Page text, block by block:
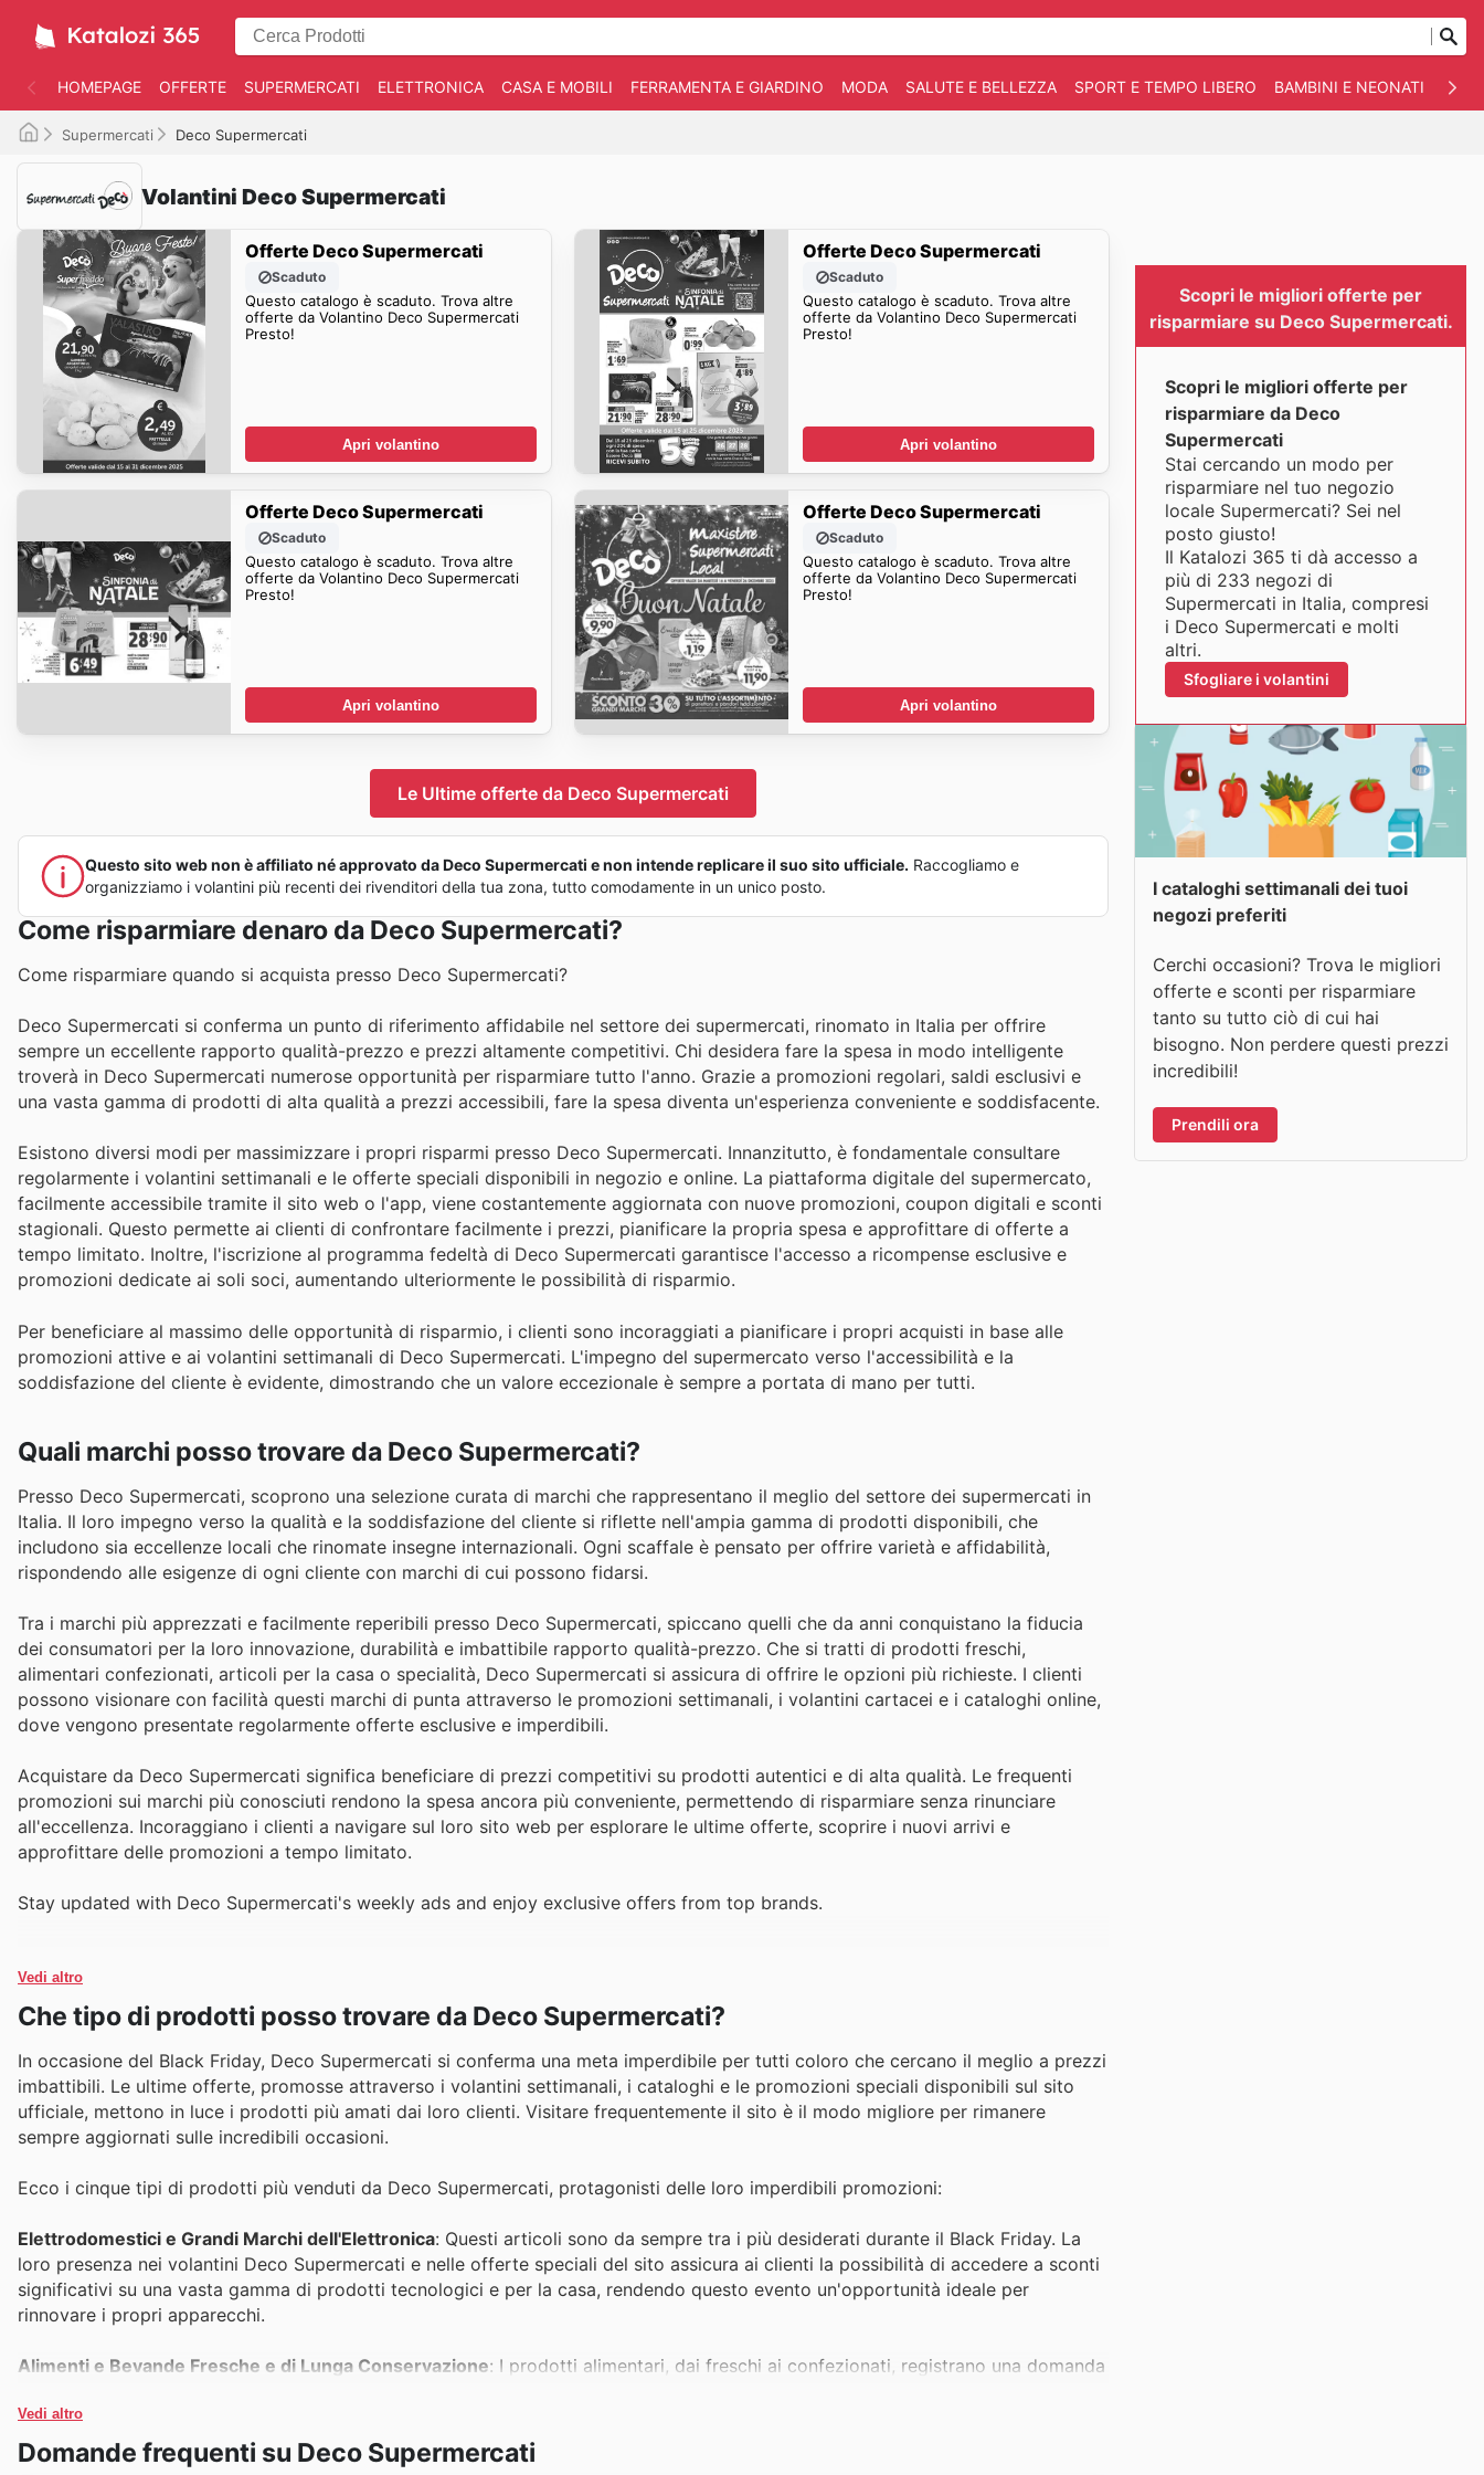
HOMEPAGE OFFERTE SUPERMERCATI ELETTRONICA CASA E MOBILI FERRAMENTA E GIARDINO MODA SALUTE E BELLEZZA SPORT E TEMPO LIBERO BAMBINI E NEONATI
Supermercati Deco Supermercati
Volantini Deco Supermercati
Offerte Deco Supermercati
Scaduto
Questo catalogo è scaduto. Trova altre
offerte da Volantino Deco Supermercati
Presto!
Apri volantino
Offerte Deco Supermercati
Scaduto
Questo catalogo è scaduto. Trova altre
offerte da Volantino Deco Supermercati
Presto!
Apri volantino
Offerte Deco Supermercati
Scaduto
Questo catalogo è scaduto. Trova altre
offerte da Volantino Deco Supermercati
Presto!
Apri volantino
Offerte Deco Supermercati
Scaduto
Questo catalogo è scaduto. Trova altre
offerte da Volantino Deco Supermercati
Presto!
Apri volantino
Le Ultime offerte da Deco Supermercati
Questo sito web non è affiliato né approvato da Deco Supermercati e non intende replicare il suo sito ufficiale. Raccogliamo e
organizziamo i volantini più recenti dei rivenditori della tua zona, tutto comodamente in un unico posto.
Come risparmiare denaro da Deco Supermercati?
Come risparmiare quando si acquista presso Deco Supermercati?
Deco Supermercati si conferma un punto di riferimento affidabile nel settore dei supermercati, rinomato in Italia per offrire
sempre un eccellente rapporto qualità-prezzo e prezzi altamente competitivi. Chi desidera fare la spesa in modo intelligente
troverà in Deco Supermercati numerose opportunità per risparmiare tutto l'anno. Grazie a promozioni regolari, saldi esclusivi e
una vasta gamma di prodotti di alta qualità a prezzi accessibili, fare la spesa diventa un'esperienza conveniente e soddisfacente.
Esistono diversi modi per massimizzare i propri risparmi presso Deco Supermercati. Innanzitutto, è fondamentale consultare
regolarmente i volantini settimanali e le offerte speciali disponibili in negozio e online. La piattaforma digitale del supermercato,
facilmente accessibile tramite il sito web o l'app, viene costantemente aggiornata con nuove promozioni, coupon digitali e sconti
stagionali. Questo permette ai clienti di confrontare facilmente i prezzi, pianificare la propria spesa e approfittare di offerte a
tempo limitato. Inoltre, l'iscrizione al programma fedeltà di Deco Supermercati garantisce l'accesso a ricompense esclusive e
promozioni dedicate ai soli soci, aumentando ulteriormente le possibilità di risparmio.
Per beneficiare al massimo delle opportunità di risparmio, i clienti sono incoraggiati a pianificare i propri acquisti in base alle
promozioni attive e ai volantini settimanali di Deco Supermercati. L'impegno del supermercato verso l'accessibilità e la
soddisfazione del cliente è evidente, dimostrando che un valore eccezionale è sempre a portata di mano per tutti.
Quali marchi posso trovare da Deco Supermercati?
Presso Deco Supermercati, scoprono una selezione curata di marchi che rappresentano il meglio del settore dei supermercati in
Italia. Il loro impegno verso la qualità e la soddisfazione del cliente si riflette nell'ampia gamma di prodotti disponibili, che
includono sia eccellenze locali che rinomate insegne internazionali. Ogni scaffale è pensato per offrire varietà e affidabilità,
rispondendo alle esigenze di ogni cliente con marchi di cui possono fidarsi.
Tra i marchi più apprezzati e facilmente reperibili presso Deco Supermercati, spiccano quelli che da anni conquistano la fiducia
dei consumatori per la loro innovazione, durabilità e imbattibile rapporto qualità-prezzo. Che si tratti di prodotti freschi,
alimentari confezionati, articoli per la casa o specialità, Deco Supermercati si assicura di offrire le opzioni più richieste. I clienti
possono visionare con facilità questi marchi di punta attraverso le promozioni settimanali, i volantini cartacei e i cataloghi online,
dove vengono presentate regolarmente offerte esclusive e imperdibili.
Acquistare da Deco Supermercati significa beneficiare di prezzi competitivi su prodotti autentici e di alta qualità. Le frequenti
promozioni sui marchi più conosciuti rendono la spesa ancora più conveniente, permettendo di risparmiare senza rinunciare
all'eccellenza. Incoraggiano i clienti a navigare sul loro sito web per esplorare le ultime offerte, scoprire i nuovi arrivi e
approfittare delle promozioni a tempo limitato.
Stay updated with Deco Supermercati's weekly ads and enjoy exclusive offers from top brands.
Vedi altro
Che tipo di prodotti posso trovare da Deco Supermercati?
In occasione del Black Friday, Deco Supermercati si conferma una meta imperdibile per tutti coloro che cercano il meglio a prezzi
imbattibili. Le ultime offerte, promosse attraverso i volantini settimanali, i cataloghi e le promozioni speciali disponibili sul sito
ufficiale, mettono in luce i prodotti più amati dai loro clienti. Visitare frequentemente il sito è il modo migliore per rimanere
sempre aggiornati sulle incredibili occasioni.
Ecco i cinque tipi di prodotti più venduti da Deco Supermercati, protagonisti delle loro imperdibili promozioni:
Elettrodomestici e Grandi Marchi dell'Elettronica: Questi articoli sono da sempre tra i più desiderati durante il Black Friday. La
loro presenza nei volantini Deco Supermercati e nelle offerte speciali del sito assicura ai clienti la possibilità di accedere a sconti
significativi su una vasta gamma di prodotti tecnologici e per la casa, rendendo questo evento un'opportunità ideale per
rinnovare i propri apparecchi.
Alimenti e Bevande Fresche e di Lunga Conservazione: I prodotti alimentari, dai freschi ai confezionati, registrano una domanda
a questa esigenza proponendo sconti che rendono la spesa quotidiana e le scorte ancora più convenienti, specialmente in periodi
di acquisti intensi come il Black Friday.
Vedi altro
Domande frequenti su Deco Supermercati
Scopri le migliori offerte per
risparmiare su Deco Supermercati.
Scopri le migliori offerte per
risparmiare da Deco
Supermercati
Stai cercando un modo per
risparmiare nel tuo negozio
locale Supermercati? Sei nel
posto giusto!
Il Katalozi 365 ti dà accesso a
più di 233 negozi di
Supermercati in Italia, compresi
i Deco Supermercati e molti
altri.
Sfogliare i volantini
I cataloghi settimanali dei tuoi
negozi preferiti
Cerchi occasioni? Trova le migliori
offerte e sconti per risparmiare
tanto su tutto ciò di cui hai
bisogno. Non perdere questi prezzi
incredibili!
Prendili ora